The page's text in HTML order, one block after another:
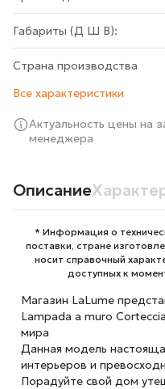
Габариты (Д Ш В):
Страна производства
Все характеристики
Актуальность цены на
менеджера
Описание
* Информация о
поставки, стране
носит справочный
доступных к
Магазин LaLume
Lampada a muro
мира
Данная модель
интерьеров и
Порадуйте свой дом